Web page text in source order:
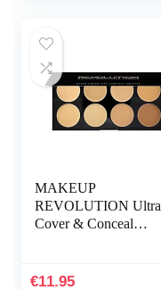
MAKEUP
REVOLUTION Ultra
Cover & Conceal
€11.95